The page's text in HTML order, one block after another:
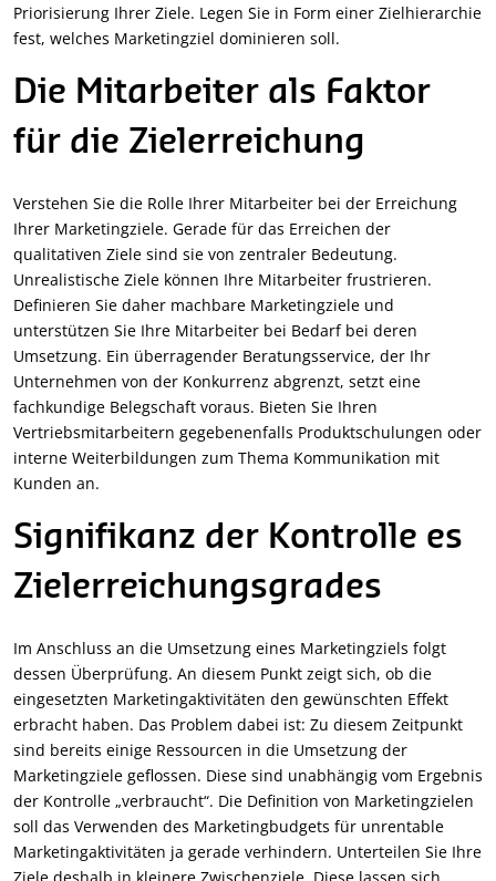
Priorisierung Ihrer Ziele. Legen Sie in Form einer Zielhierarchie
fest, welches Marketingziel dominieren soll.
Die Mitarbeiter als Faktor
für die Zielerreichung
Verstehen Sie die Rolle Ihrer Mitarbeiter bei der Erreichung
Ihrer Marketingziele. Gerade für das Erreichen der
qualitativen Ziele sind sie von zentraler Bedeutung.
Unrealistische Ziele können Ihre Mitarbeiter frustrieren.
Definieren Sie daher machbare Marketingziele und
unterstützen Sie Ihre Mitarbeiter bei Bedarf bei deren
Umsetzung. Ein überragender Beratungsservice, der Ihr
Unternehmen von der Konkurrenz abgrenzt, setzt eine
fachkundige Belegschaft voraus. Bieten Sie Ihren
Vertriebsmitarbeitern gegebenenfalls Produktschulungen oder
interne Weiterbildungen zum Thema Kommunikation mit
Kunden an.
Signifikanz der Kontrolle es
Zielerreichungsgrades
Im Anschluss an die Umsetzung eines Marketingziels folgt
dessen Überprüfung. An diesem Punkt zeigt sich, ob die
eingesetzten Marketingaktivitäten den gewünschten Effekt
erbracht haben. Das Problem dabei ist: Zu diesem Zeitpunkt
sind bereits einige Ressourcen in die Umsetzung der
Marketingziele geflossen. Diese sind unabhängig vom Ergebnis
der Kontrolle „verbraucht“. Die Definition von Marketingzielen
soll das Verwenden des Marketingbudgets für unrentable
Marketingaktivitäten ja gerade verhindern. Unterteilen Sie Ihre